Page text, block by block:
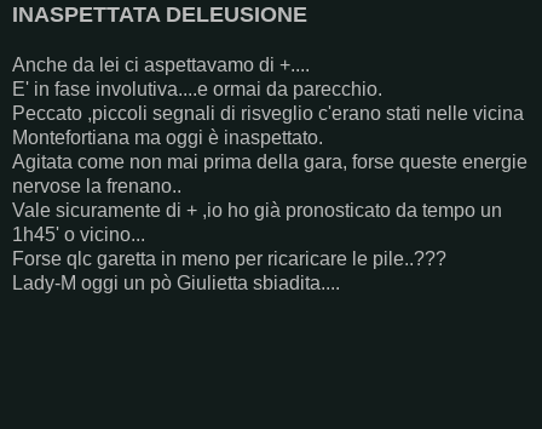
INASPETTATA DELEUSIONE
Anche da lei ci aspettavamo di +....
E' in fase involutiva....e ormai da parecchio.
Peccato ,piccoli segnali di risveglio c'erano stati nelle vicina
Montefortiana ma oggi è inaspettato.
Agitata come non mai prima della gara, forse queste energie
nervose la frenano..
Vale sicuramente di + ,io ho già pronosticato da tempo un
1h45' o vicino...
Forse qlc garetta in meno per ricaricare le pile..???
Lady-M oggi un pò Giulietta sbiadita....